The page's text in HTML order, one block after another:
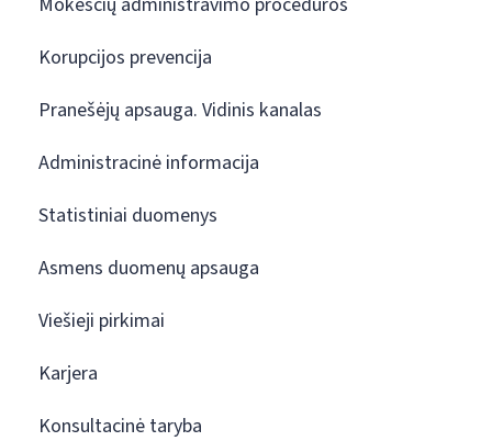
Korupcijos prevencija
Pranešėjų apsauga. Vidinis kanalas
Administracinė informacija
Statistiniai duomenys
Asmens duomenų apsauga
Viešieji pirkimai
Karjera
Konsultacinė taryba